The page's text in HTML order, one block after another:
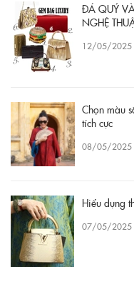
ĐÁ QUÝ
NGHỆ
12/05/2025
Chọn màu
tích cực
08/05/2025
Hiểu dụng
07/05/2025